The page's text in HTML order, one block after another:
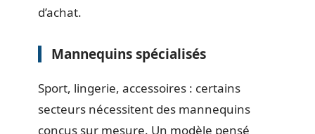
d’achat.
Mannequins spécialisés
Sport, lingerie, accessoires : certains
secteurs nécessitent des mannequins
conçus sur mesure. Un modèle pensé